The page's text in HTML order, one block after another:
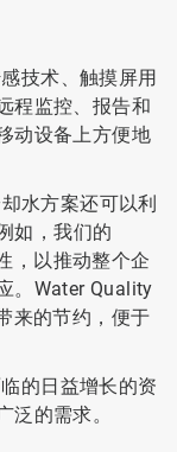
技术、触摸屏用
程监控、报告和
动设备上方便地
水方案还可以利
如，我们的
，以推动整个企
。Water Quality
来的节约，便于
的日益增长的资
的需求。